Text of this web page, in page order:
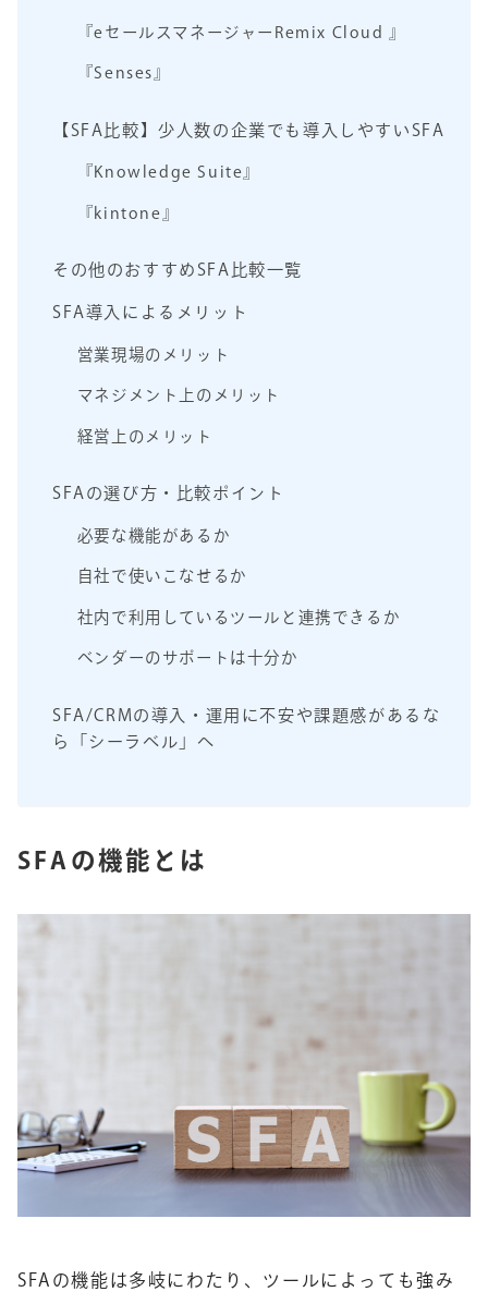
『eセールスマネージャーRemix Cloud 』
『Senses』
【SFA比較】少人数の企業でも導入しやすいSFA
『Knowledge Suite』
『kintone』
その他のおすすめSFA比較一覧
SFA導入によるメリット
営業現場のメリット
マネジメント上のメリット
経営上のメリット
SFAの選び方・比較ポイント
必要な機能があるか
自社で使いこなせるか
社内で利用しているツールと連携できるか
ベンダーのサポートは十分か
SFA/CRMの導入・運用に不安や課題感があるな
ら「シーラベル」へ
SFAの機能とは
SFAの機能は多岐にわたり、ツールによっても強み